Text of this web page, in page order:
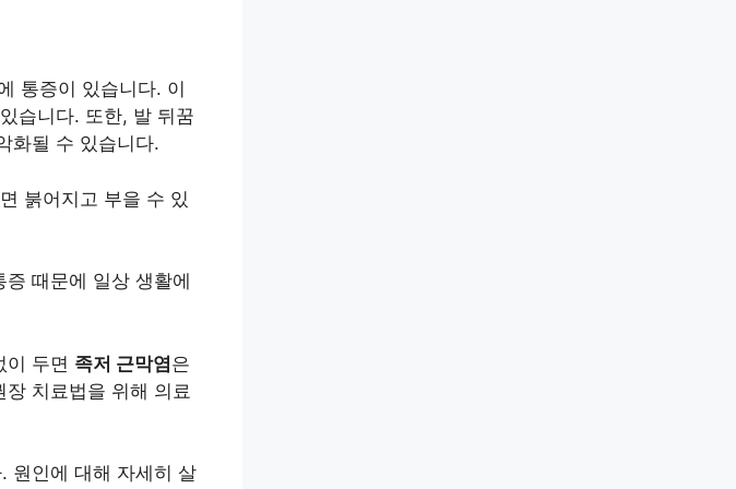
통증이 있습니다. 이
습니다. 또한, 발 뒤꿈
화될 수 있습니다.
붉어지고 부을 수 있
때문에 일상 생활에
이 두면 족저 근막염은
치료법을 위해 의료
원인에 대해 자세히 살